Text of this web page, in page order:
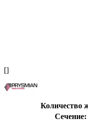
[]
Количество
Сечение: